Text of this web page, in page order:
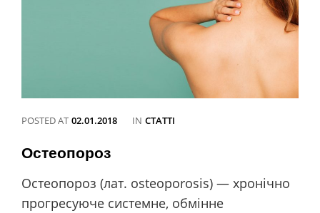
POSTED AT 02.01.2018 IN CATEGORIES
СТАТТІ
Остеопороз
Остеопороз (лат. osteoporosis) — хронічно
прогресуюче системне, обмінне